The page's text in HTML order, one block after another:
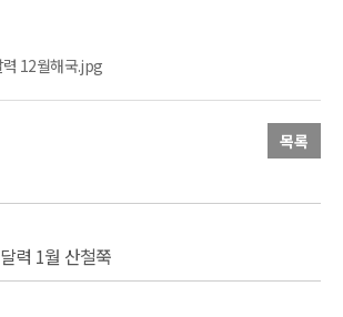
12월해국.jpg
목록
력 1월 산철쭉